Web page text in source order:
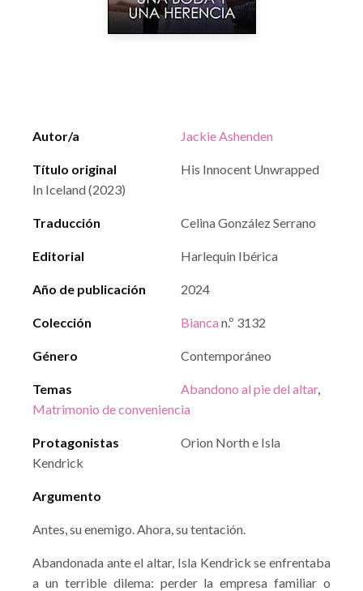
Autor/a Jackie Ashenden
Título original
His Innocent Unwrapped
In Iceland (2023)
Traducción Celina González Serrano
Editorial Harlequin Ibérica
Año de publicación 2024
Colección Bianca n.º 3132
Género Contemporáneo
Temas Abandono al pie del altar,
Matrimonio de conveniencia
Protagonistas
Orion North e Isla
Kendrick
Argumento
Antes, su enemigo. Ahora, su tentación.
Abandonada ante el altar, Isla Kendrick se enfrentaba
a un terrible dilema: perder la empresa familiar o